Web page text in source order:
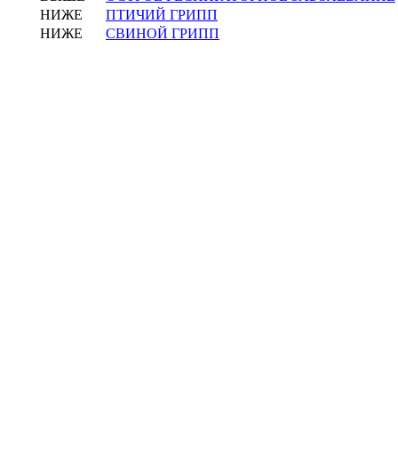
НИЖЕ
ПТИЧИЙ ГРИПП
НИЖЕ
СВИНОЙ ГРИПП